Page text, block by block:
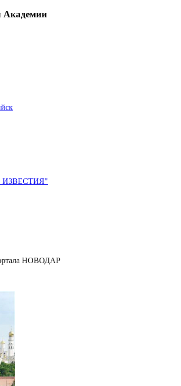
Академии
ИЗВЕСТИЯ"
НОВОДАР